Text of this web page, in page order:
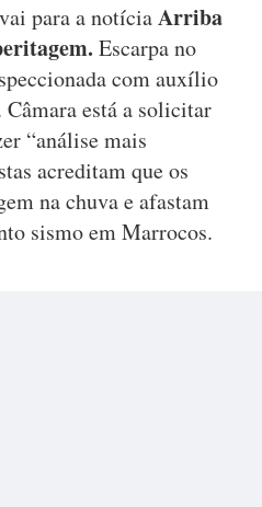
para a notíciaArriba
Escarpa no
com auxílio
Câmara está a solicitar
“análise mais
acreditam que os
na chuva e afastam
sismo em Marrocos.